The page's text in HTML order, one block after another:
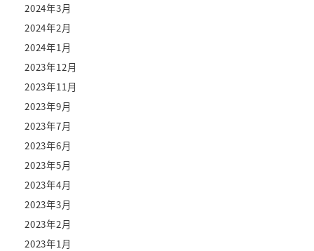
2024年3月
2024年2月
2024年1月
2023年12月
2023年11月
2023年9月
2023年7月
2023年6月
2023年5月
2023年4月
2023年3月
2023年2月
2023年1月